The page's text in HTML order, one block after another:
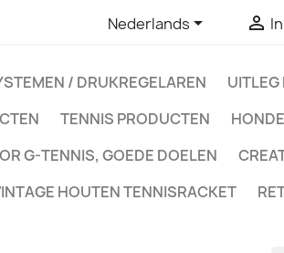
Nederlands 
/ DRUKREGELAREN
TENNIS PRODUCTEN
G-TENNIS, GOEDE DOELEN
HOUTEN TENNISRACKET